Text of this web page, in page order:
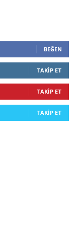
BEĞEN
TAKIP ET
TAKIP ET
TAKIP ET